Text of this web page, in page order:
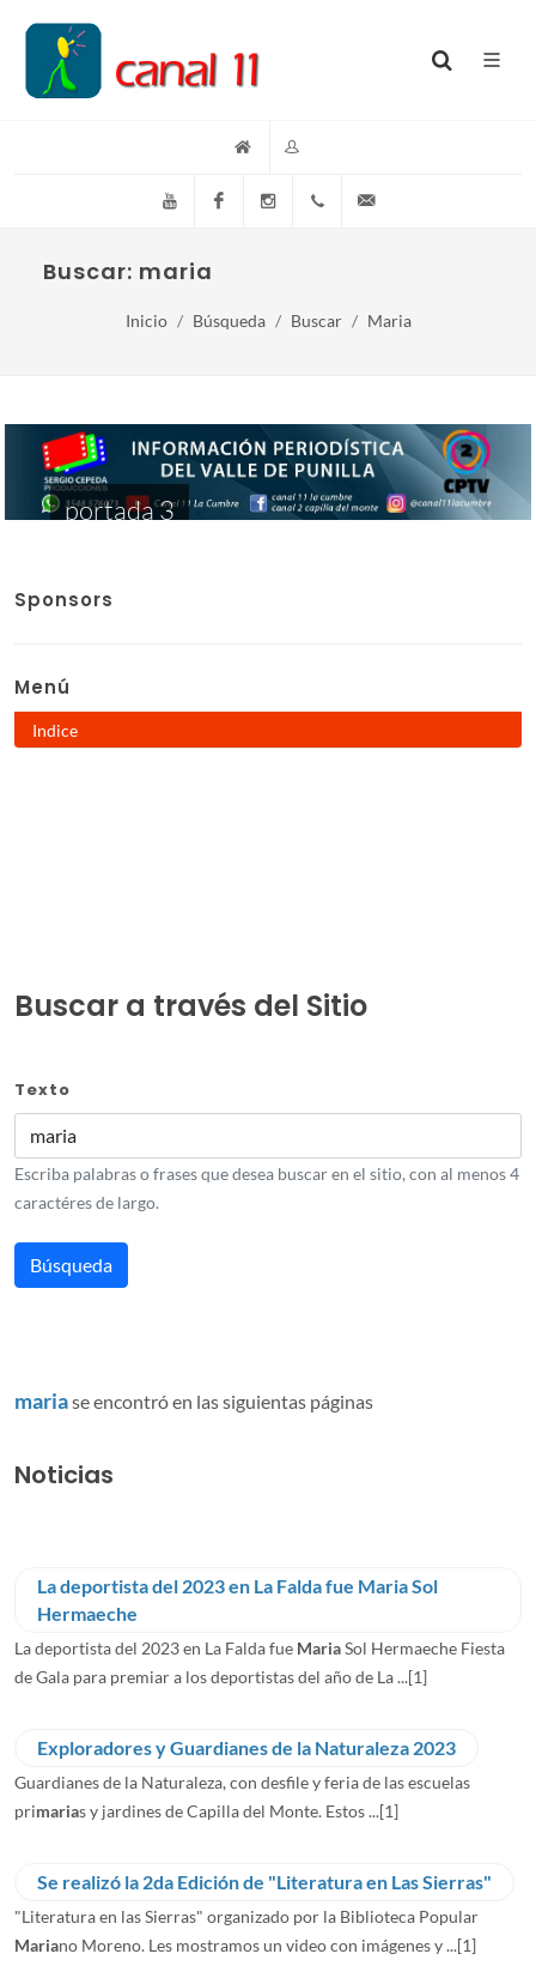
YouTube FacebookInstagram(+54)(9)3548-576073
Buscar: maria
Inicio Búsqueda Buscar Maria
portada 3
Sponsors
Menú
Indice
Buscar a través del Sitio
Texto
Escriba palabras o frases que desea buscar en el sitio, con al menos 4
caractéres de largo.
mariase encontró en las siguientas páginas
Noticias
La deportista del 2023 en La Falda fue Maria Sol
Hermaeche
La deportista del 2023 en La Falda fue MariaSol Hermaeche Fiesta
de Gala para premiar a los deportistas del año de La ...[1]
Exploradores y Guardianes de la Naturaleza 2023
Guardianes de la Naturaleza, con desfile y feria de las escuelas
primarias y jardines de Capilla del Monte. Estos ...[1]
Se realizó la 2da Edición de "Literatura en Las Sierras"
"Literatura en las Sierras" organizado por la Biblioteca Popular
Mariano Moreno. Les mostramos un video con imágenes y ...[1]